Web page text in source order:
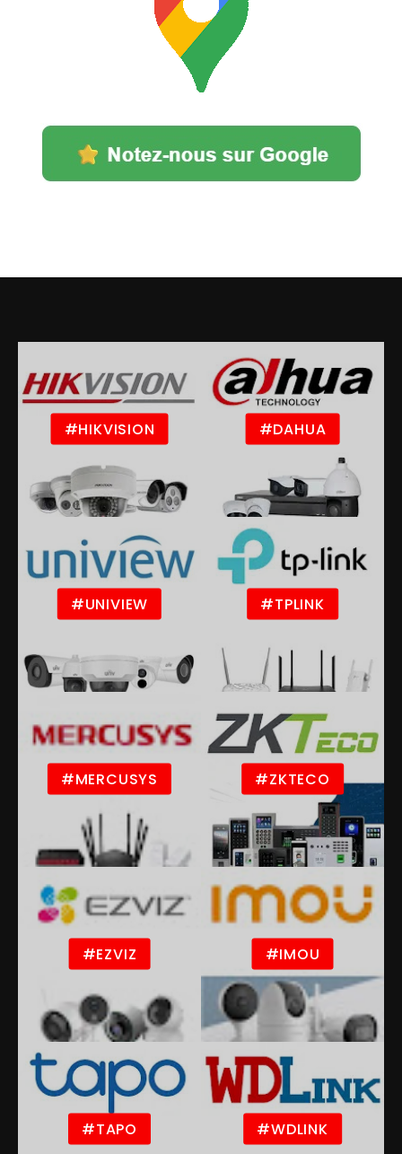
#HIKVISION #DAHUA
#UNIVIEW #TPLINK
#MERCUSYS #ZKTECO
#EZVIZ #IMOU
#TAPO #WDLINK